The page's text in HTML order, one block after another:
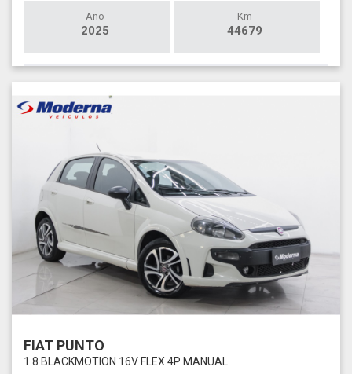
Ano
2025
Km
44679
FIAT PUNTO
1.8 BLACKMOTION 16V FLEX 4P MANUAL